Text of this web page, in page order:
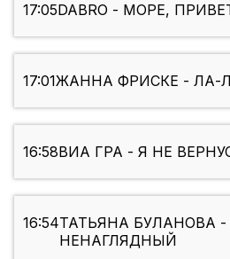
17:05DABRO - МОРЕ,
17:01ЖАННА ФРИСКЕ - ЛА-
16:58ВИА ГРА - Я НЕ
16:54ТАТЬЯНА БУЛАНОВА
НЕНАГЛЯДНЫЙ